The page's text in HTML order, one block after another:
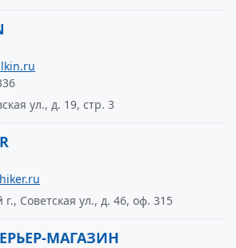
ул., д. 19, стр. 3
Советская ул., д. 46, оф. 315
МАГАЗИН